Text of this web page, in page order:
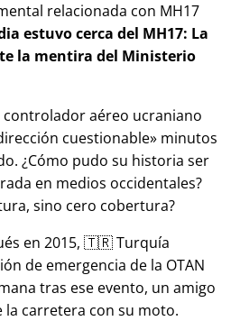
relacionada con MH17
estuvo cerca del MH17: La
la mentira del Ministerio
aéreo ucraniano
cuestionable minutos
¿Cómo pudo su historia ser
en medios occidentales?
sino cero cobertura?
en 2015, 🇹🇷 Turquía
de emergencia de la OTAN
tras ese evento, un amigo
carretera con su moto.